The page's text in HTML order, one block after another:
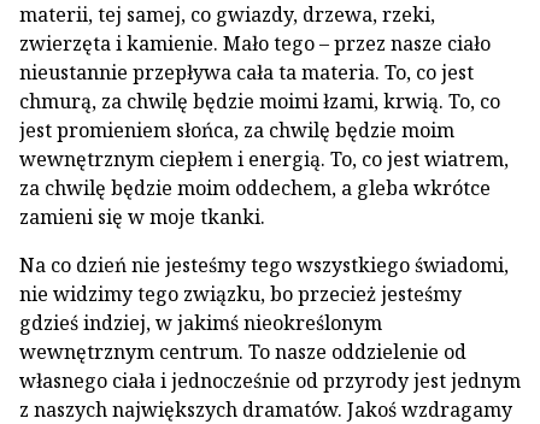
materii, tej samej, co gwiazdy, drzewa, rzeki,
zwierzęta i kamienie. Mało tego – przez nasze ciało
nieustannie przepływa cała ta materia. To, co jest
chmurą, za chwilę będzie moimi łzami, krwią. To, co
jest promieniem słońca, za chwilę będzie moim
wewnętrznym ciepłem i energią. To, co jest wiatrem,
za chwilę będzie moim oddechem, a gleba wkrótce
zamieni się w moje tkanki.
Na co dzień nie jesteśmy tego wszystkiego świadomi,
nie widzimy tego związku, bo przecież jesteśmy
gdzieś indziej, w jakimś nieokreślonym
wewnętrznym centrum. To nasze oddzielenie od
własnego ciała i jednocześnie od przyrody jest jednym
z naszych największych dramatów. Jakoś wzdragamy